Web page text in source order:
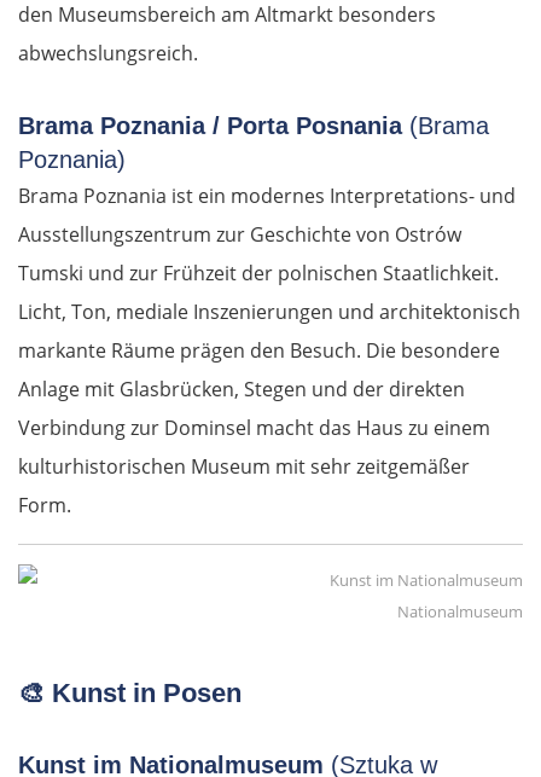
den Museumsbereich am Altmarkt besonders
abwechslungsreich.
Brama Poznania / Porta Posnania (Brama
Poznania)
Brama Poznania ist ein modernes Interpretations- und
Ausstellungszentrum zur Geschichte von Ostrów
Tumski und zur Frühzeit der polnischen Staatlichkeit.
Licht, Ton, mediale Inszenierungen und architektonisch
markante Räume prägen den Besuch. Die besondere
Anlage mit Glasbrücken, Stegen und der direkten
Verbindung zur Dominsel macht das Haus zu einem
kulturhistorischen Museum mit sehr zeitgemäßer
Form.
Nationalmuseum
🎨 Kunst in Posen
Kunst im Nationalmuseum (Sztuka w